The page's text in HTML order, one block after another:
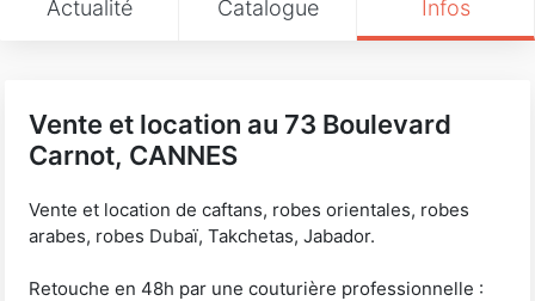
Actualité Catalogue Infos
Vente et location au 73 Boulevard
Carnot, CANNES
Vente et location de caftans, robes orientales, robes
arabes, robes Dubaï, Takchetas, Jabador.
Retouche en 48h par une couturière professionnelle :